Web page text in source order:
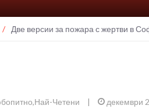
/ Две версии за пожара с жертви в
,Най-Четени | декември